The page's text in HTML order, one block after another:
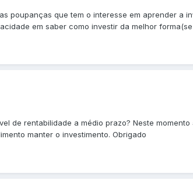
poupanças que tem o interesse em aprender a
em saber como investir da melhor forma(se
de rentabilidade a médio prazo? Neste
manter o investimento. Obrigado